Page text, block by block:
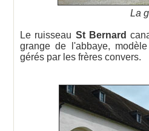
La
Le ruisseau St Bernard
grange de l'abbaye,
gérés par les frères convers.